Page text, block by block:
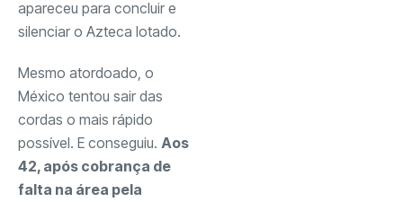
apareceu para concluir e
silenciar o Azteca lotado.
Mesmo atordoado, o
México tentou sair das
cordas o mais rápido
possível. E conseguiu. Aos
42, após cobrança de
falta na área pela